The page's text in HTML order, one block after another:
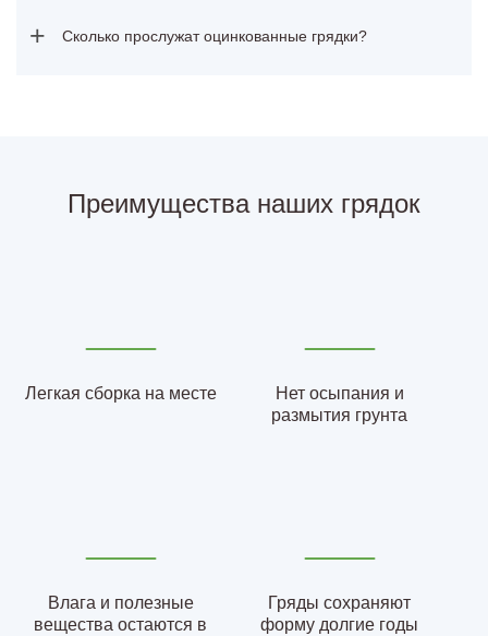
+ Сколько прослужат оцинкованные грядки?
Преимущества наших грядок
Легкая сборка на месте
Нет осыпания и
размытия грунта
Влага и полезные
вещества остаются в
Гряды сохраняют
форму долгие годы